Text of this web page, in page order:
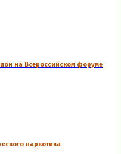
на Всероссийском форуме
наркотика